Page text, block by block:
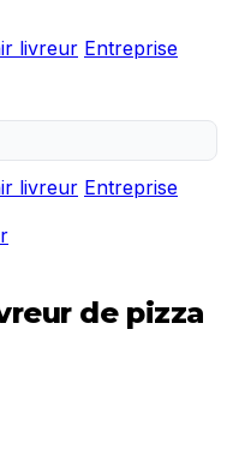
livreur Entreprise
livreur Entreprise
de pizza